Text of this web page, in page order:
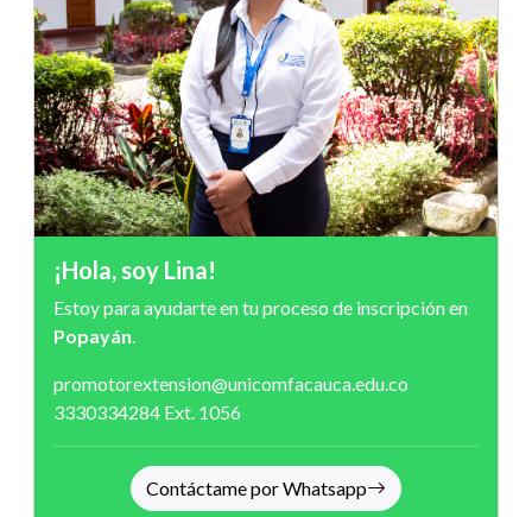
¡Hola, soy Lina!
Estoy para ayudarte en tu proceso de inscripción en
Popayán.
promotorextension@unicomfacauca.edu.co
3330334284 Ext. 1056
Contáctame por Whatsapp